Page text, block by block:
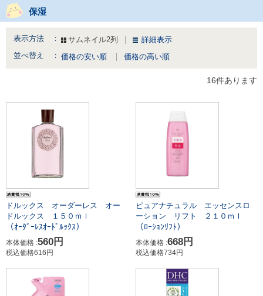
保湿
表示方法 ： サムネイル2列
詳細表示
並べ替え ： 価格の安い順 価格の高い順
16件あります
ドルックス オーダーレス オー
ドルックス １５０ｍｌ
（ｵｰﾀﾞｰﾚｽｵｰﾄﾞﾙｯｸｽ）
本体価格 :560円
税込価格616円
ピュアナチュラル エッセンスロ
ーション リフト ２１０ｍｌ
（ﾛｰｼｮﾝﾘﾌﾄ）
本体価格 :668円
税込価格734円